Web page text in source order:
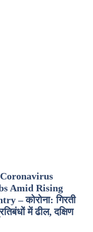
Amid Rising
– कोरोना: गिरती
में ढील, दक्षिण